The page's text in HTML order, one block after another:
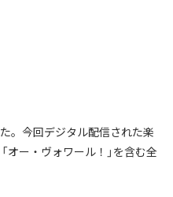
。今回デジタル配信された楽
オー・ヴォワール！」を含む全